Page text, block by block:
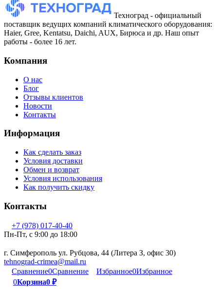
Техноград - официальный
поставщик ведущих компаний климатического оборудования:
Haier, Gree, Kentatsu, Daichi, AUX, Бирюса и др. Наш опыт
работы - более 16 лет.
Компания
О нас
Блог
Отзывы клиентов
Новости
Контакты
Информация
Как сделать заказ
Условия доставки
Обмен и возврат
Условия использования
Как получить скидку
Контакты
+7 (978) 017-40-40
Пн-Пт, c 9:00 до 18:00
г. Симферополь ул. Рубцова, 44 (Литера З, офис 30)
tehnograd-crimea@mail.ru
Сравнение0Сравнение Избранное0Избранное
0Корзина0 ₽